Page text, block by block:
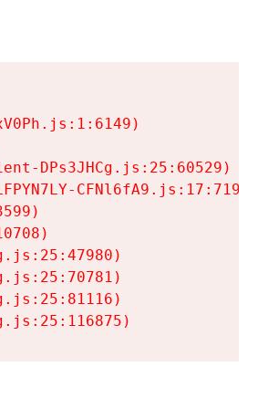
DPs3JHCg.js:25:60529)
CFNl6fA9.js:17:7197)